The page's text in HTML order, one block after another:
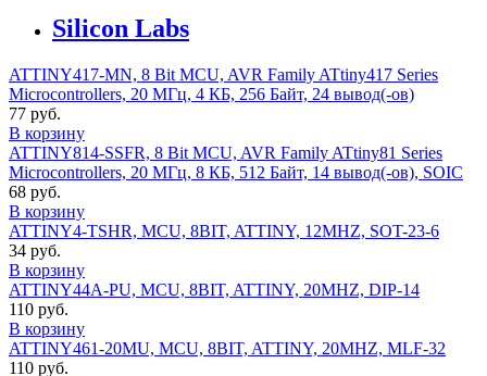
Silicon Labs
ATTINY417-MN, 8 Bit MCU, AVR Family ATtiny417 Series
Microcontrollers, 20 МГц, 4 КБ, 256 Байт, 24 вывод(-ов)
77 руб.
В корзину
ATTINY814-SSFR, 8 Bit MCU, AVR Family ATtiny81 Series
Microcontrollers, 20 МГц, 8 КБ, 512 Байт, 14 вывод(-ов), SOIC
68 руб.
В корзину
ATTINY4-TSHR, MCU, 8BIT, ATTINY, 12MHZ, SOT-23-6
34 руб.
В корзину
ATTINY44A-PU, MCU, 8BIT, ATTINY, 20MHZ, DIP-14
110 руб.
В корзину
ATTINY461-20MU, MCU, 8BIT, ATTINY, 20MHZ, MLF-32
110 руб.